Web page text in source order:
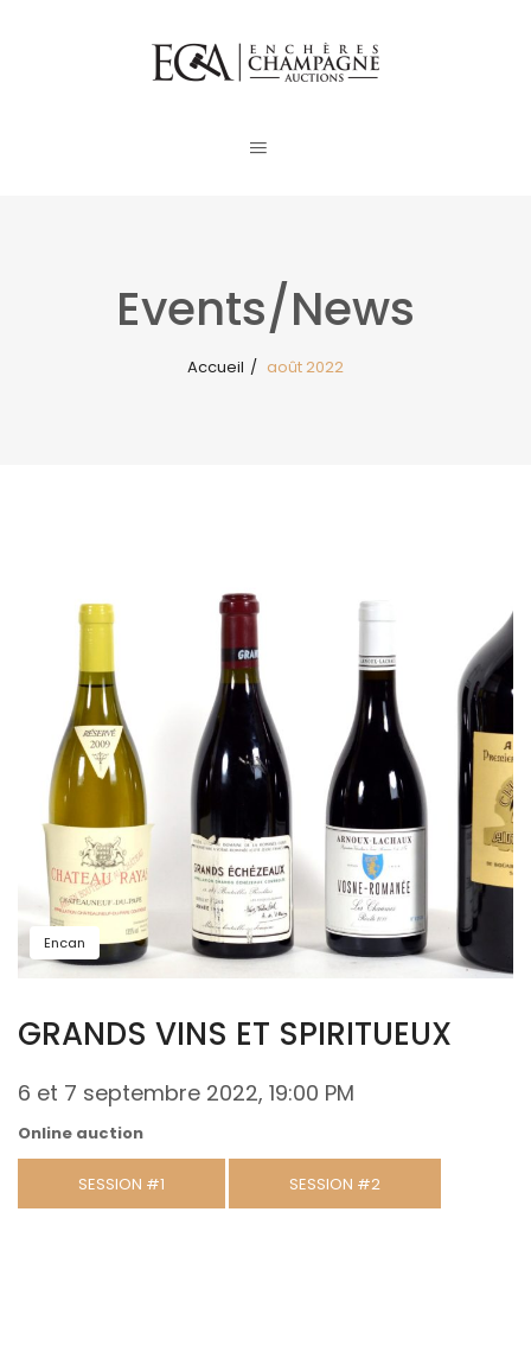
Events/News
Accueil / août 2022
Encan
GRANDS VINS ET SPIRITUEUX
6 et 7 septembre 2022, 19:00 PM
Online auction
SESSION #1 SESSION #2